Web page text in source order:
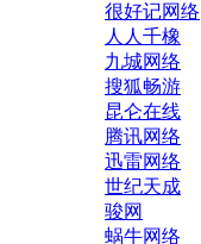
很好记网络
人人千橡
九城网络
搜狐畅游
昆仑在线
腾讯网络
迅雷网络
世纪天成
骏网
蜗牛网络